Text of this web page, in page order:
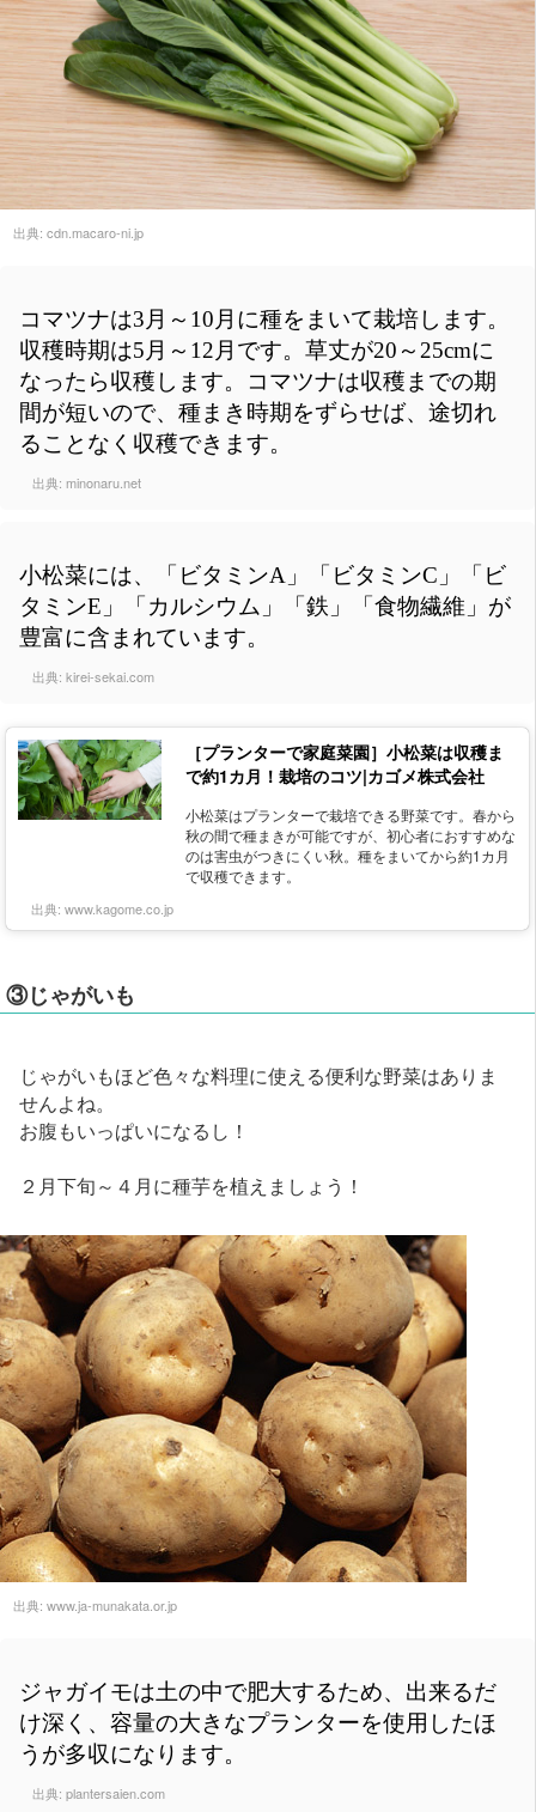
出典: cdn.macaro-ni.jp
コマツナは3月～10月に種をまいて栽培します。
収穫時期は5月～12月です。草丈が20～25cmに
なったら収穫します。コマツナは収穫までの期
間が短いので、種まき時期をずらせば、途切れ
ることなく収穫できます。
出典: minonaru.net
小松菜には、「ビタミンA」「ビタミンC」「ビ
タミンE」「カルシウム」「鉄」「食物繊維」が
豊富に含まれています。
出典: kirei-sekai.com
［プランターで家庭菜園］小松菜は収穫ま
で約1カ月！栽培のコツ|カゴメ株式会社
小松菜はプランターで栽培できる野菜です。春から
秋の間で種まきが可能ですが、初心者におすすめな
のは害虫がつきにくい秋。種をまいてから約1カ月
で収穫できます。
出典: www.kagome.co.jp
③じゃがいも
じゃがいもほど色々な料理に使える便利な野菜はありま
せんよね。
お腹もいっぱいになるし！
２月下旬～４月に種芋を植えましょう！
出典: www.ja-munakata.or.jp
ジャガイモは土の中で肥大するため、出来るだ
け深く、容量の大きなプランターを使用したほ
うが多収になります。
出典: plantersaien.com